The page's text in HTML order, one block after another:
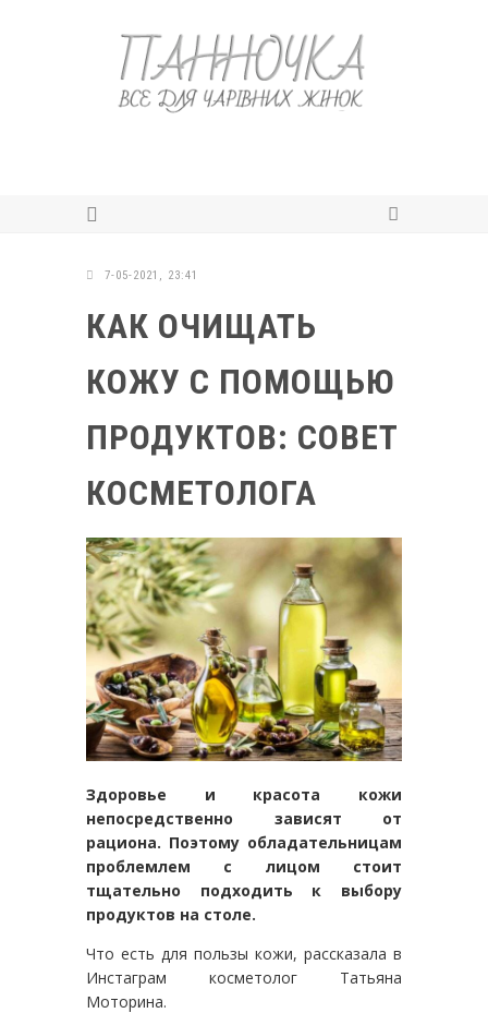
7-05-2021, 23:41
КАК ОЧИЩАТЬ
КОЖУ С ПОМОЩЬЮ
ПРОДУКТОВ: СОВЕТ
КОСМЕТОЛОГА
Здоровье и красота кожи
непосредственно зависят от
рациона. Поэтому обладательницам
проблемлем с лицом стоит
тщательно подходить к выбору
продуктов на столе.
Что есть для пользы кожи, рассказала в
Инстаграм косметолог Татьяна
Моторина.